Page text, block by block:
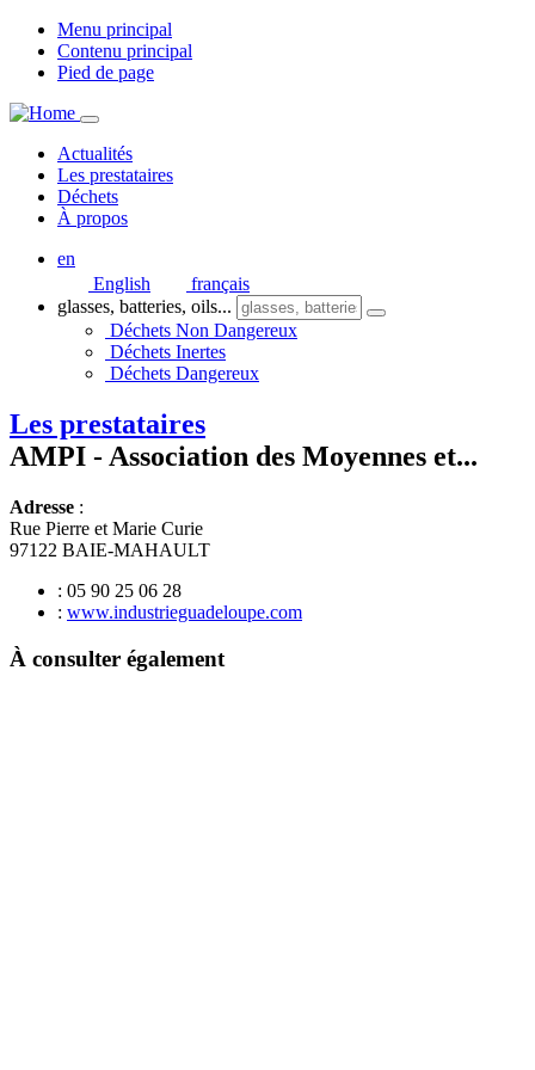
Menu principal
Contenu principal
Pied de page
Actualités
Les prestataires
Déchets
À propos
en
English
français
glasses, batteries, oils...
Déchets Non Dangereux
Déchets Inertes
Déchets Dangereux
Les prestataires
AMPI - Association des Moyennes et...
Adresse :
Rue Pierre et Marie Curie
97122 BAIE-MAHAULT
: 05 90 25 06 28
: www.industrieguadeloupe.com
À consulter également